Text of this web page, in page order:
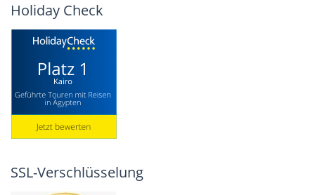
Holiday Check
SSL-Verschlüsselung